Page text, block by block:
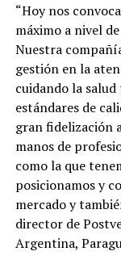
“Hoy nos
máximo a nivel
Nuestra
gestión en la
cuidando la
estándares de
gran fidelización
manos de
como la que
posicionamos y
mercado y
director de
Argentina,